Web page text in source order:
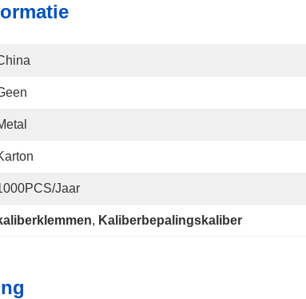
jaar
, Kaliberbepalingskaliber